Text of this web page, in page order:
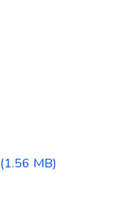
(1.56 MB)